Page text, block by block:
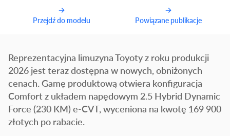
Przejdź do modelu Powiązane publikacje
Reprezentacyjna limuzyna Toyoty z roku produkcji
2026 jest teraz dostępna w nowych, obniżonych
cenach. Gamę produktową otwiera konfiguracja
Comfort z układem napędowym 2.5 Hybrid Dynamic
Force (230 KM) e-CVT, wyceniona na kwotę 169 900
złotych po rabacie.